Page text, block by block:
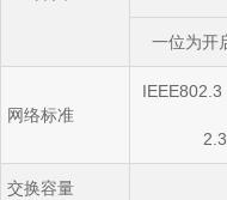
一位为开
网络标准
IEEE802.3
交换容量